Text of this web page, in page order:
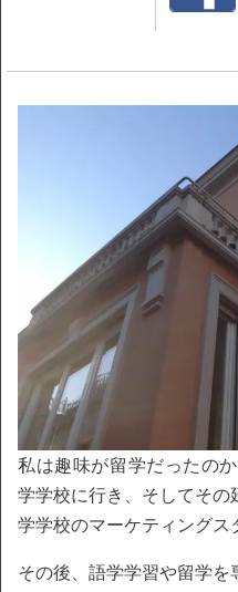
私は趣味が留学だったの
学学校に行き、そしてそ
学学校のマーケティングス
その後、語学学習や留学